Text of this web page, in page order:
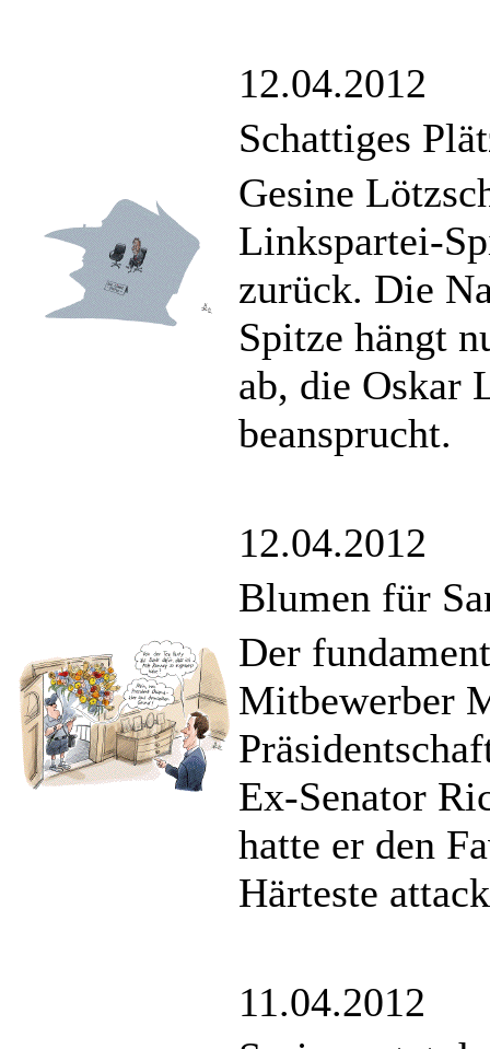
12.04.2012
Schattiges
Gesine
Linkspartei-
zurück. Die
Spitze hängt
ab, die Oskar
beansprucht.
12.04.2012
Blumen für
Der
Mitbewerber
Ex-Senator
hatte er den
Härteste
11.04.2012